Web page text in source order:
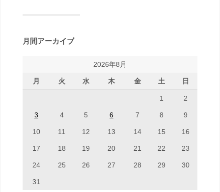
月間アーカイブ
2026年8月
月 火 水 木 金 土 日
1 2
3 4 5 6 7 8 9
10 11 12 13 14 15 16
17 18 19 20 21 22 23
24 25 26 27 28 29 30
31